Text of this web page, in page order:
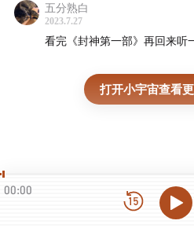
五分熟白
2023.7.27
看完《封神第一部》再回来听
打开小宇宙查看
00:00